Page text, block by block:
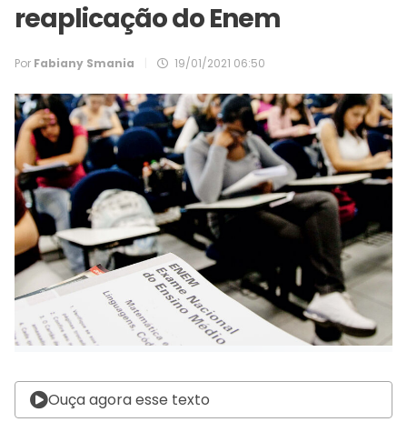
reaplicação do Enem
Por Fabiany Smania 19/01/2021 06:50
Ouça agora esse texto